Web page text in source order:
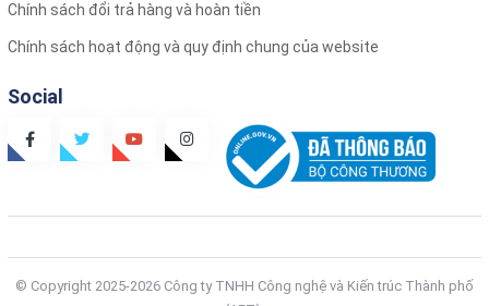
Chính sách đổi trả hàng và hoàn tiền
Chính sách hoạt động và quy định chung của website
Social
© Copyright 2025-2026 Công ty TNHH Công nghệ và Kiến trúc Thành phố